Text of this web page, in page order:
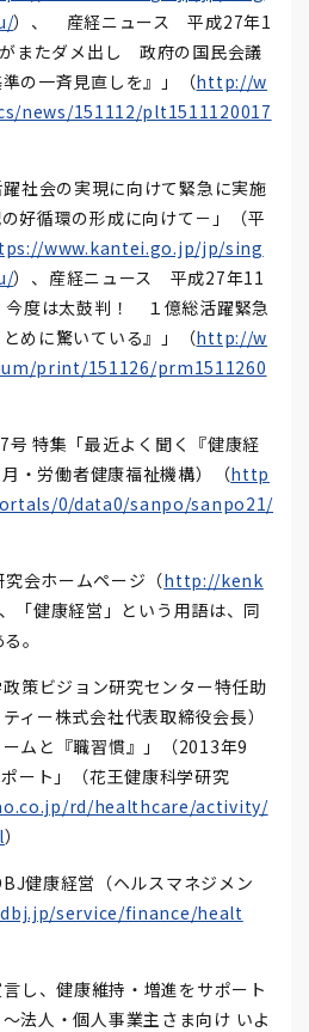
）、 産経ニュース 平成27年1
またダメ出し 政府の国民会議
の一斉見直しを』」（http://w
news/151112/plt1511120017
社会の実現に向けて緊急に実施
好循環の形成に向けて－」（平
www.kantei.go.jp/jp/sing
）、産経ニュース 平成27年11
今度は太鼓判！ １億総活躍緊急
めに驚いている』」（http://w
print/151126/prm1511260
号 特集「最近よく聞く『健康経
・労働者健康福祉機構）（http
0/data0/sanpo/sanpo21/
会ホームページ（http://kenk
「健康経営」という用語は、同
。
策ビジョン研究センター特任助
ィー株式会社代表取締役会長）
ームと『職習慣』」（2013年9
ート」（花王健康科学研究
rd/healthcare/activity/
）
健康経営（ヘルスマネジメン
service/finance/healt
言し、健康維持・増進をサポート
法人・個人事業主さま向け いよ